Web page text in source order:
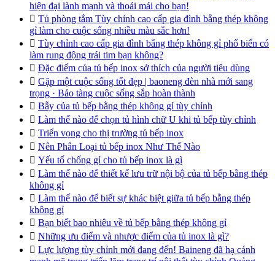
hiện đại lành mạnh và thoải mái cho bạn!
 Tủ phòng tắm Tùy chỉnh cao cấp gia đình bằng thép không
gỉ làm cho cuộc sống nhiều màu sắc hơn!
 Tùy chỉnh cao cấp gia đình bằng thép không gỉ phổ biến có
làm rung động trái tim bạn không?
 Đặc điểm của tủ bếp inox sở thích của người tiêu dùng
 Gặp một cuộc sống tốt đẹp | baoneng đèn nhà mới sang
trọng · Bảo tàng cuộc sống sắp hoàn thành
 Bẫy của tủ bếp bằng thép không gỉ tùy chỉnh
 Làm thế nào để chọn tủ hình chữ U khi tủ bếp tùy chỉnh
 Triển vọng cho thị trường tủ bếp inox
 Nên Phân Loại tủ bếp inox Như Thế Nào
 Yếu tố chống gỉ cho tủ bếp inox là gì
 Làm thế nào để thiết kế lưu trữ nội bộ của tủ bếp bằng thép
không gỉ
 Làm thế nào để biết sự khác biệt giữa tủ bếp bằng thép
không gỉ
 Bạn biết bao nhiêu về tủ bếp bằng thép không gỉ
 Những ưu điểm và nhược điểm của tủ inox là gì?
 Lực lượng tùy chỉnh mới đang đến! Baineng đã hạ cánh